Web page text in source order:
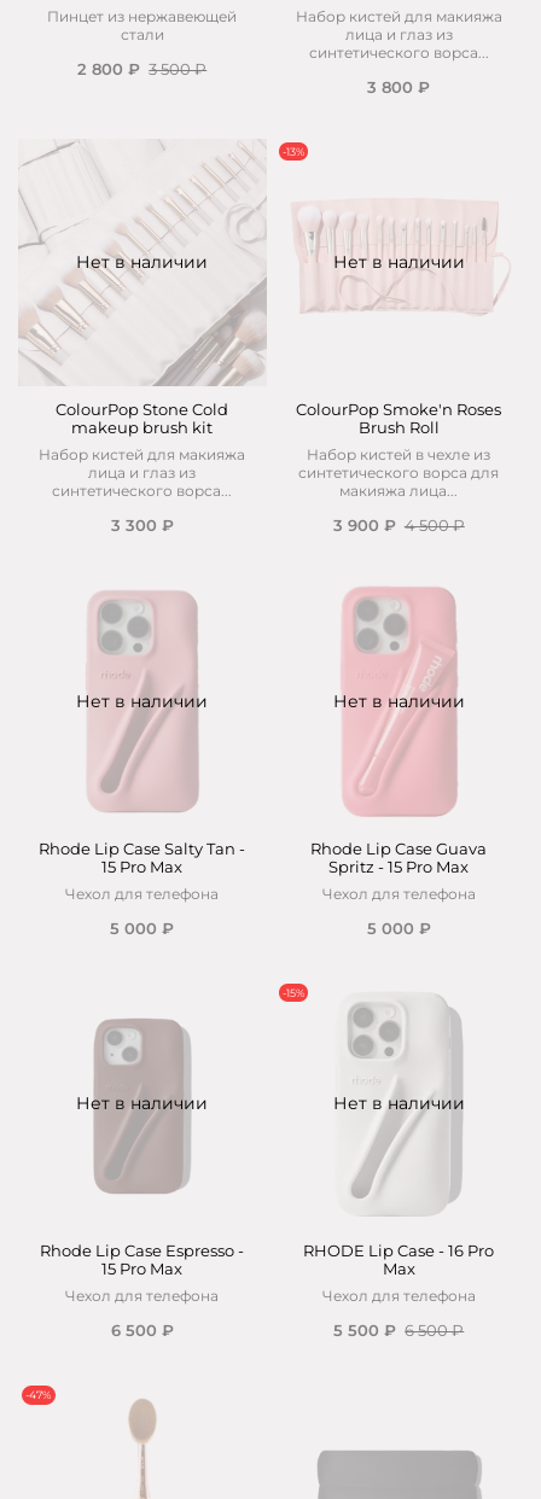
Пинцет из нержавеющей
стали
2 800 ₽ 3 500 ₽
Набор кистей для макияжа
лица и глаз из
синтетического ворса...
3 800 ₽
Нет в наличии
ColourPop Stone Cold
makeup brush kit
Набор кистей для макияжа
лица и глаз из
синтетического ворса...
3 300 ₽
Нет в наличии
-13%
ColourPop Smoke'n Roses
Brush Roll
Набор кистей в чехле из
синтетического ворса для
макияжа лица...
3 900 ₽ 4 500 ₽
Нет в наличии
Rhode Lip Case Salty Tan -
15 Pro Max
Чехол для телефона
5 000 ₽
Нет в наличии
Rhode Lip Case Guava
Spritz - 15 Pro Max
Чехол для телефона
5 000 ₽
Нет в наличии
Rhode Lip Case Espresso -
15 Pro Max
Чехол для телефона
6 500 ₽
Нет в наличии
-15%
RHODE Lip Case - 16 Pro
Max
Чехол для телефона
5 500 ₽ 6 500 ₽
-47%